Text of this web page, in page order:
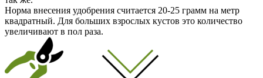
Норма внесения удобрения считается 20-25 грамм на метр
квадратный. Для больших взрослых кустов это количество
увеличивают в пол раза.